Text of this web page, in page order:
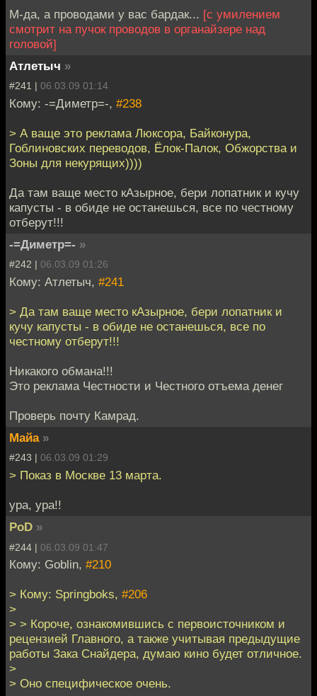
М-да, а проводами у вас бардак... [с умилением
смотрит на пучок проводов в органайзере над
головой]
Атлетыч »
#241 | 06.03.09 01:14
Кому: -=Диметр=-, #238
> А ваще это реклама Люксора, Байконура,
Гоблиновских переводов, Ёлок-Палок, Обжорства и
Зоны для некурящих))))
Да там ваще место кАзырное, бери лопатник и кучу
капусты - в обиде не останешься, все по честному
отберут!!!
-=Диметр=- »
#242 | 06.03.09 01:26
Кому: Атлетыч, #241
> Да там ваще место кАзырное, бери лопатник и
кучу капусты - в обиде не останешься, все по
честному отберут!!!
Никакого обмана!!!
Это реклама Честности и Честного отъема денег
Проверь почту Камрад.
Майа »
#243 | 06.03.09 01:29
> Показ в Москве 13 марта.
ура, ура!!
PoD »
#244 | 06.03.09 01:47
Кому: Goblin, #210
> Кому: Springboks, #206
>
> > Короче, ознакомившись с первоисточником и
рецензией Главного, а также учитывая предыдущие
работы Зака Снайдера, думаю кино будет отличное.
>
> Оно специфическое очень.